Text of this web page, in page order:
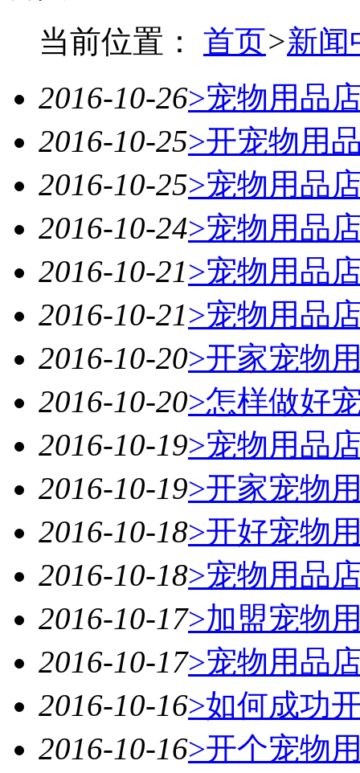
当前位置： 首页>新闻
2016-10-26>宠物用品
2016-10-25>开宠物用
2016-10-25>宠物用品
2016-10-24>宠物用品
2016-10-21>宠物用品
2016-10-21>宠物用品
2016-10-20>开家宠物
2016-10-20>怎样做好
2016-10-19>宠物用品
2016-10-19>开家宠物
2016-10-18>开好宠物
2016-10-18>宠物用品
2016-10-17>加盟宠物
2016-10-17>宠物用品
2016-10-16>如何成功
2016-10-16>开个宠物